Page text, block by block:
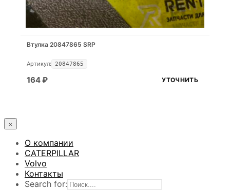
Втулка 20847865 SRP
Артикул: 20847865
164₽ УТОЧНИТЬ
×
О компании
CATERPILLAR
Volvo
Контакты
Search for: